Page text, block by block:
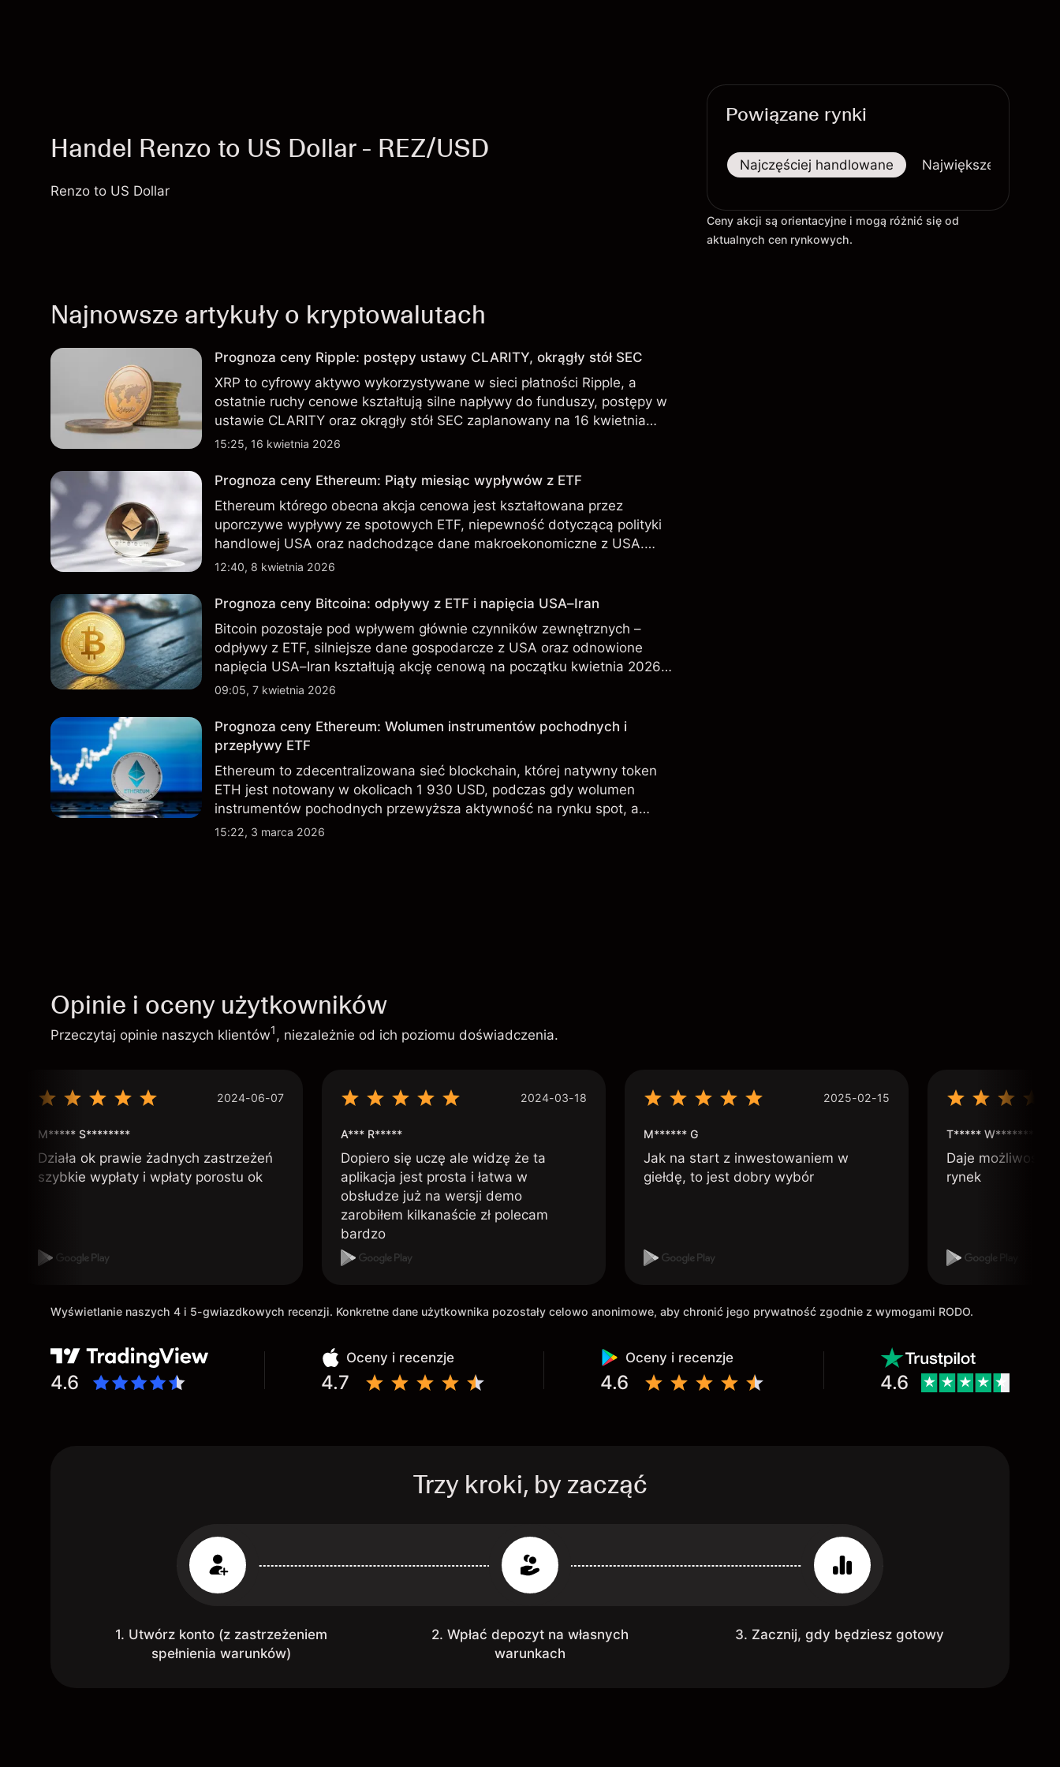
Handel Renzo to US Dollar - REZ/USD
Renzo to US Dollar
Najnowsze artykuły o kryptowalutach
Prognoza ceny Ripple: postępy ustawy CLARITY, okrągły stół SEC
XRP to cyfrowy aktywo wykorzystywane w sieci płatności Ripple, a
ostatnie ruchy cenowe kształtują silne napływy do funduszy, postępy w
ustawie CLARITY oraz okrągły stół SEC zaplanowany na 16 kwietnia
2026 r. Wyniki osiągane w przeszłości nie są wiarygodnym wskaźnikiem
15:25, 16 kwietnia 2026
Prognoza ceny Ethereum: Piąty miesiąc wypływów z ETF
Ethereum którego obecna akcja cenowa jest kształtowana przez
uporczywe wypływy ze spotowych ETF, niepewność dotyczącą polityki
handlowej USA oraz nadchodzące dane makroekonomiczne z USA.
Wyniki osiągnięte w przeszłości nie są wiarygodnym wskaźnikiem
12:40, 8 kwietnia 2026
Prognoza ceny Bitcoina: odpływy z ETF i napięcia USA–Iran
Bitcoin pozostaje pod wpływem głównie czynników zewnętrznych –
odpływy z ETF, silniejsze dane gospodarcze z USA oraz odnowione
napięcia USA–Iran kształtują akcję cenową na początku kwietnia 2026
roku. Wyniki osiągnięte w przeszłości nie stanowią wiarygodnego
09:05, 7 kwietnia 2026
Prognoza ceny Ethereum: Wolumen instrumentów pochodnych i
przepływy ETF
Ethereum to zdecentralizowana sieć blockchain, której natywny token
ETH jest notowany w okolicach 1 930 USD, podczas gdy wolumen
instrumentów pochodnych przewyższa aktywność na rynku spot, a
spotowe fundusze ETF na Ethereum odnotowują mieszane przepływy w
15:22, 3 marca 2026
Powiązane rynki
Najczęściej handlowane Największe wzrosty
Ceny akcji są orientacyjne i mogą różnić się od
aktualnych cen rynkowych.
Opinie i oceny użytkowników
Przeczytaj opinie naszych klientów1, niezależnie od ich poziomu doświadczenia.
2024-06-07
M***** S********
Działa ok prawie żadnych zastrzeżeń
szybkie wypłaty i wpłaty porostu ok
2024-03-18
A*** R*****
Dopiero się uczę ale widzę że ta
aplikacja jest prosta i łatwa w
obsłudze już na wersji demo
zarobiłem kilkanaście zł polecam
bardzo
2025-02-15
M****** G
Jak na start z inwestowaniem w
giełdę, to jest dobry wybór
T*****
Daje możliwość
rynek
Wyświetlanie naszych 4 i 5-gwiazdkowych recenzji. Konkretne dane użytkownika pozostały celowo anonimowe, aby chronić jego prywatność zgodnie z wymogami RODO.
4.6
Oceny i recenzje
4.7
Oceny i recenzje
4.6 4.6
Trzy kroki, by zacząć
1. Utwórz konto (z zastrzeżeniem
spełnienia warunków)
2. Wpłać depozyt na własnych
warunkach
3. Zacznij, gdy będziesz gotowy